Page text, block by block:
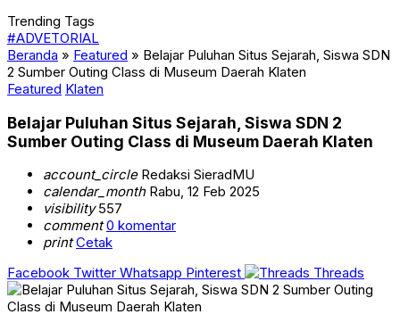
Trending Tags
#ADVETORIAL
Beranda » Featured » Belajar Puluhan Situs Sejarah, Siswa SDN
2 Sumber Outing Class di Museum Daerah Klaten
Featured Klaten
Belajar Puluhan Situs Sejarah, Siswa SDN 2
Sumber Outing Class di Museum Daerah Klaten
account_circleRedaksi SieradMU
calendar_monthRabu, 12 Feb 2025
visibility557
comment 0 komentar
print Cetak
Facebook Twitter Whatsapp Pinterest Threads